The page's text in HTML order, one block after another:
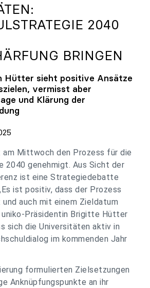
2040
BRINGEN
Hütter sieht positive Ansätze
vermisst aber
und Klärung der
am Mittwoch den Prozess für die
2040 genehmigt. Aus Sicht der
ist eine Strategiedebatte
ist positiv, dass der Prozess
auch mit einem Zieldatum
uniko-Präsidentin Brigitte Hütter
sich die Universitäten aktiv in
im kommenden Jahr
formulierten Zielsetzungen
Anknüpfungspunkte an ihr